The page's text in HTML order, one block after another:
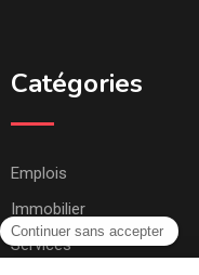
Catégories
Emplois
Immobilier
Services